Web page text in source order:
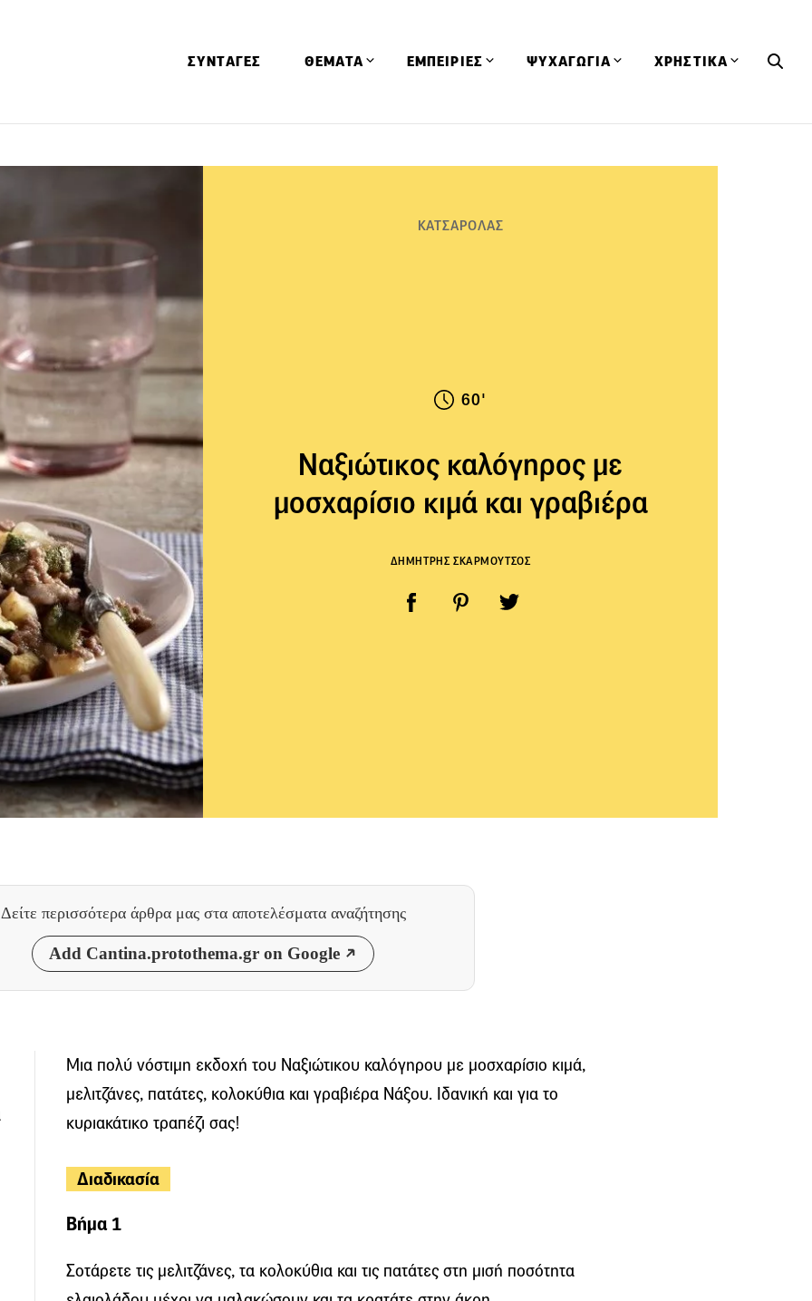
ΣΥΝΤΑΓΕΣ ΘΕΜΑΤΑ ΕΜΠΕΙΡΙΕΣ ΨΥΧΑΓΩΓΙΑ ΧΡΗΣΤΙΚΑ
ΚΑΤΣΑΡΟΛΑΣ
60'
Ναξιώτικος καλόγηρος με
μοσχαρίσιο κιμά και γραβιέρα
ΔΗΜΗΤΡΗΣ ΣΚΑΡΜΟΥΤΣΟΣ
Δείτε περισσότερα άρθρα μας στα αποτελέσματα αναζήτησης
Add Cantina.protothema.gr on Google
Μια πολύ νόστιμη εκδοχή του Ναξιώτικου καλόγηρου με μοσχαρίσιο κιμά,
μελιτζάνες, πατάτες, κολοκύθια και γραβιέρα Νάξου. Ιδανική και για το
κυριακάτικο τραπέζι σας!
Διαδικασία
Βήμα 1
Σοτάρετε τις μελιτζάνες, τα κολοκύθια και τις πατάτες στη μισή ποσότητα